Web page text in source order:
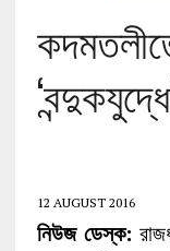
12 AUGUST 2016
নিউজ ডেস্ক: